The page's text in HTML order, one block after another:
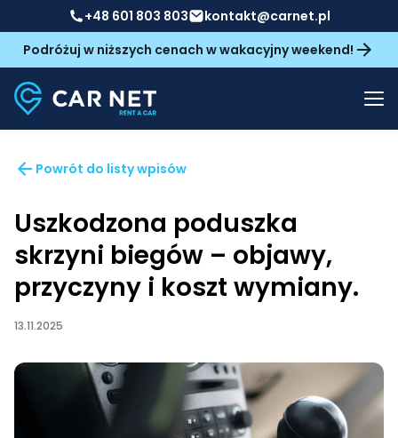
+48 601 803 803
kontakt@carnet.pl
Podróżuj w niższych cenach w wakacyjny weekend!
Powrót do listy wpisów
Uszkodzona poduszka
skrzyni biegów – objawy,
przyczyny i koszt wymiany.
13.11.2025